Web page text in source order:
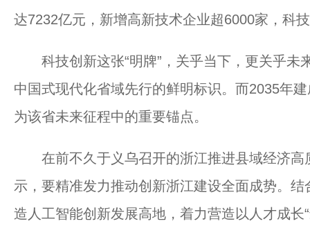
达7232亿元，新增高新技术企业超6000家，科
科技创新这张“明牌”，关乎当下，更关乎未
中国式现代化省域先行的鲜明标识。而2035年
为该省未来征程中的重要锚点。
在前不久于义乌召开的浙江推进县域经济高
示，要精准发力推动创新浙江建设全面成势。结
造人工智能创新发展高地，着力营造以人才成长